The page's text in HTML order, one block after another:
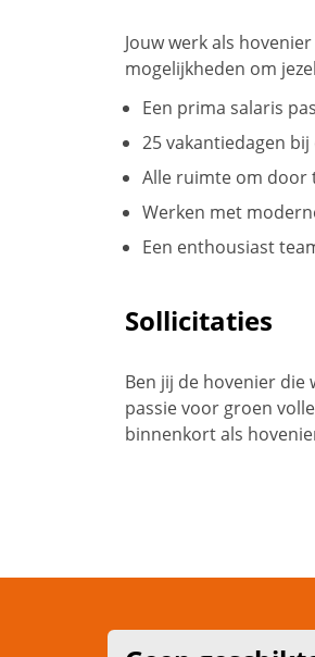
Jouw werk als
mogelijkheden om
Een prima salaris
25 vakantiedagen
Alle ruimte om door
Werken met
Een enthousiast
Sollicitaties
Ben jij de hovenier die
passie voor groen
binnenkort als